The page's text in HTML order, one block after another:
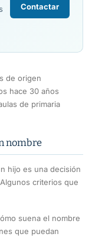
Contactar
de origen
hace 30 años
de primaria
nombre
hijo es una decisión
criterios que
suena el nombre
que puedan